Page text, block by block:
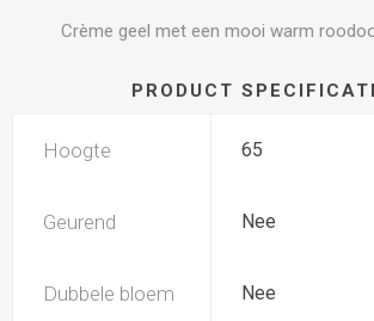
Crème geel met een mooi warm
PRODUCT
Hoogte 65
Geurend Nee
Dubbele bloem Nee